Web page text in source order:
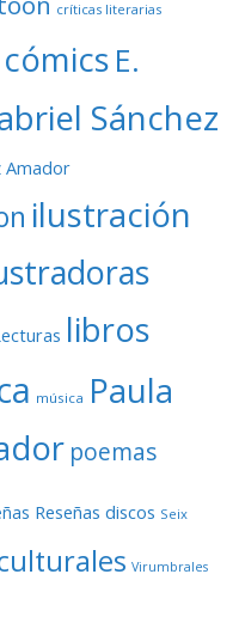
críticas literarias
cómics E.
Sánchez
Amador
ilustración
libros
música Paula
poemas
Reseñas discos Seix
Virumbrales